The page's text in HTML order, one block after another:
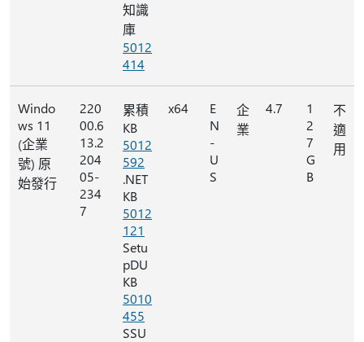
知識
庫
5012
414
Windo
ws 11
(企業
號) 原
始發行
220
00.6
13.2
204
05-
234
7
累積
KB
5012
592
.NET
KB
5012
121
Setu
pDU
KB
5010
455
SSU
x64
E
N
-
U
S
企
業
4.7
1
2
7
G
B
不
適
用